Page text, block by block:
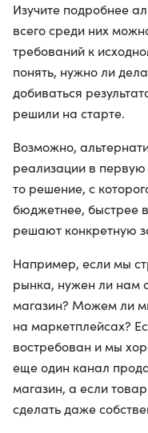
Изучите подробнее
всего среди них
требований к
понять, нужно ли
добиваться
решили на старте.
Возможно,
реализации в первую
то решение, с
бюджетнее, быстрее
решают конкретную
Например, если мы
рынка, нужен ли нам
магазин? Можем ли
на маркетплейсах?
востребован и мы
еще один канал
магазин, а если
сделать даже